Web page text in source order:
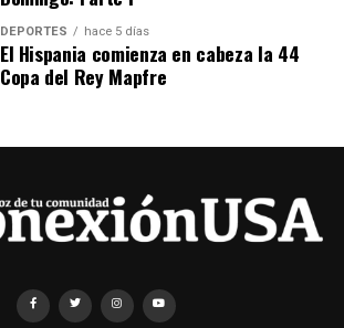
DEPORTES hace 5 días
El Hispania comienza en cabeza la 44
Copa del Rey Mapfre